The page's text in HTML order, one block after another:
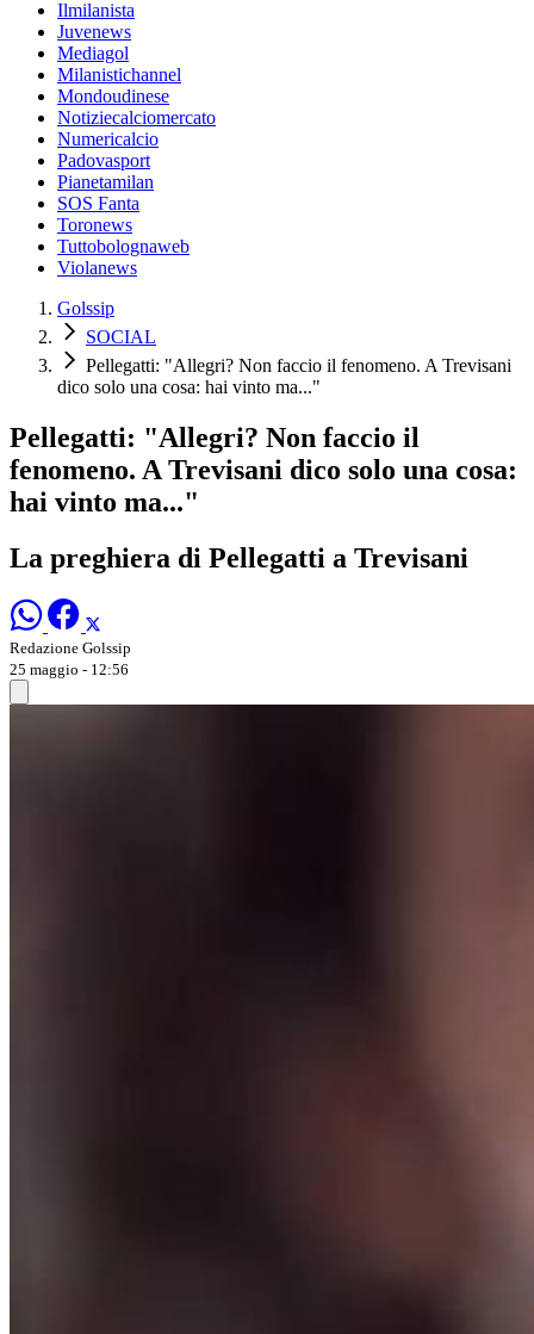
Ilmilanista
Juvenews
Mediagol
Milanistichannel
Mondoudinese
Notiziecalciomercato
Numericalcio
Padovasport
Pianetamilan
SOS Fanta
Toronews
Tuttobolognaweb
Violanews
Golssip
SOCIAL
Pellegatti: "Allegri? Non faccio il fenomeno. A Trevisani
dico solo una cosa: hai vinto ma..."
Pellegatti: "Allegri? Non faccio il
fenomeno. A Trevisani dico solo una cosa:
hai vinto ma..."
La preghiera di Pellegatti a Trevisani
Redazione Golssip
25 maggio - 12:56